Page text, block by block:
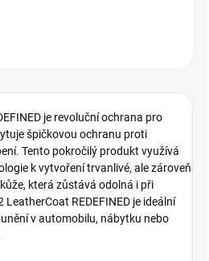
je revoluční ochrana pro
špičkovou ochranu proti
Tento pokročilý produkt využívá
k vytvoření trvanlivé, ale zároveň
která zůstává odolná i při
REDEFINED je ideální
v automobilu, nábytku nebo